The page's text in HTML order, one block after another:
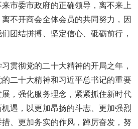
市委市政府的正确领导，离不来上
不开商会全体会员的共同努力，因
团结拼搏、坚定信心、砥砺前行，
贯彻党的二十大精神的开局之年，
二十大精神和习近平总书记的重要
，强化服务理念，紧紧抓住新时代
遇，以更加昂扬的斗志、更加强烈
、更加务实的作风，踔厉奋发，努